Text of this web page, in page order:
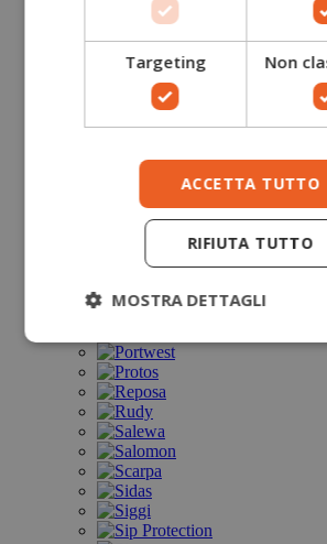
Targeting Non
ACCETTA TUTTO
RIFIUTA TUTTO
MOSTRA DETTAGLI